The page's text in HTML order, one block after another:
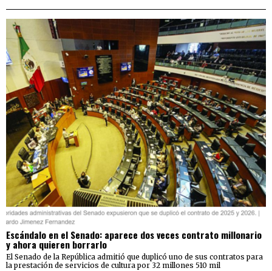
Escándalo en el Senado: aparece dos veces contrato millonario
y ahora quieren borrarlo
El Senado de la República admitió que duplicó uno de sus contratos para
la prestación de servicios de cultura por 32 millones 510 mil